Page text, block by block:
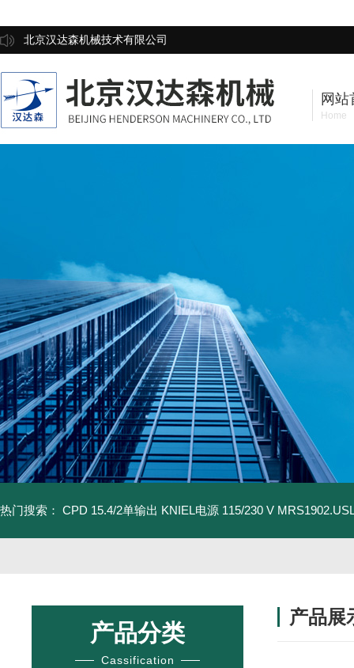
北京汉达森机械技术有限公司
网站
Home
热门搜索： CPD 15.4/2单输出 KNIEL电源 115/230 V
产品分类
Cassification
产品展